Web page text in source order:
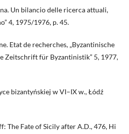
Un bilancio delle ricerca attuali,
4, 1975/1976, p. 45.
Etat de recherches, „Byzantinische
Zeitschrift für Byzantinistik” 5, 1977,
bizantyńskiej w VI–IX w., Łódź
The Fate of Sicily after A.D., 476, Hi